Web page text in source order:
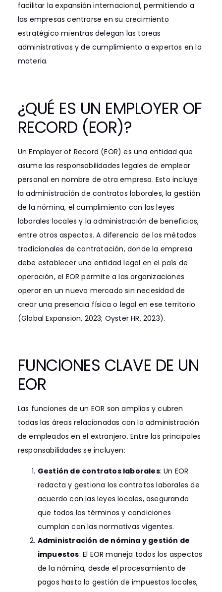
facilitar la expansión internacional, permitiendo a
las empresas centrarse en su crecimiento
estratégico mientras delegan las tareas
administrativas y de cumplimiento a expertos en la
materia.
¿QUÉ ES UN EMPLOYER OF
RECORD (EOR)?
Un Employer of Record (EOR) es una entidad que
asume las responsabilidades legales de emplear
personal en nombre de otra empresa. Esto incluye
la administración de contratos laborales, la gestión
de la nómina, el cumplimiento con las leyes
laborales locales y la administración de beneficios,
entre otros aspectos. A diferencia de los métodos
tradicionales de contratación, donde la empresa
debe establecer una entidad legal en el país de
operación, el EOR permite a las organizaciones
operar en un nuevo mercado sin necesidad de
crear una presencia física o legal en ese territorio
(Global Expansion, 2023; Oyster HR, 2023).
FUNCIONES CLAVE DE UN
EOR
Las funciones de un EOR son amplias y cubren
todas las áreas relacionadas con la administración
de empleados en el extranjero. Entre las principales
responsabilidades se incluyen:
Gestión de contratos laborales: Un EOR
redacta y gestiona los contratos laborales de
acuerdo con las leyes locales, asegurando
que todos los términos y condiciones
cumplan con las normativas vigentes.
Administración de nómina y gestión de
impuestos: El EOR maneja todos los aspectos
de la nómina, desde el procesamiento de
pagos hasta la gestión de impuestos locales,